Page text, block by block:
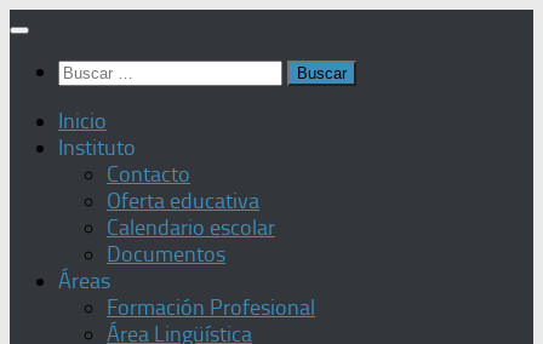
Saltar
contenido
Buscar:
Inicio
Instituto
Contacto
Oferta educativa
Calendario escolar
Documentos
Áreas
Formación Profesional
Área Lingüística